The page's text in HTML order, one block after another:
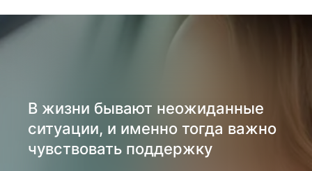
В жизни бывают неожиданные
ситуации, и именно тогда важно
чувствовать поддержку